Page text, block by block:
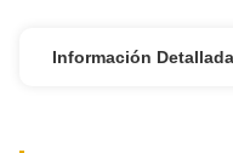
Información Detallada